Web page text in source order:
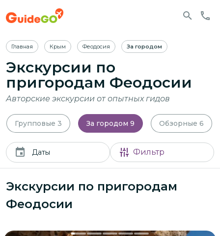
Главная Крым Феодосия За городом
Экскурсии по
пригородам Феодосии
Авторские экскурсии от опытных гидов
Групповые 3 За городом 9 Обзорные 6
Даты Фильтр
Экскурсии по пригородам
Феодосии